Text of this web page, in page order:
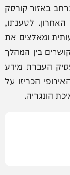
באזור קורסק
לטענתו,
ומאלצים את
בין המהלך
העברת מידע
הכריזו על
הונגריה.